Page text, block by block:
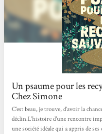
Un psaume pour les
Chez Simone
C'est beau, je trouve, d'avoir la
déclin.L'histoire d'une rencontre
une société idéale qui a appris de